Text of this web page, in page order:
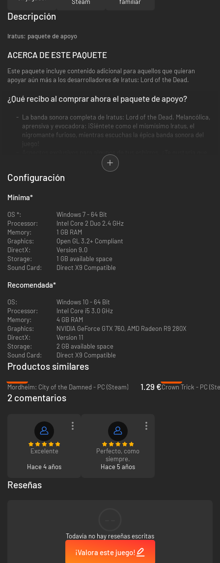
Descripción
Iratus: paquete de apoyo
ACERCA DE ESTE PAQUETE
Este paquete incluye contenido adicional para aquellos que quieran
apoyar aún más a los desarrolladores de Iratus: Lord of the Dead.
¿Qué recibo al comprar ahora el paquete de apoyo?
La banda sonora completa de Iratus: Lord of the Dead. Melancólica,
aprensiva y evocadora: ¡Siéntete como el mismísimo Iratus, el
nigromante furioso, mientras escuchas la épica banda sonora del
juego!
esos muertos vivientes que están bajo tus órdenes brillen, estén
más putrefactos o sean más asquerosos? Estos aspectos te dan
más opciones a la hora de crear el circo de muertos vivientes que
El libro de arte y la guía de estrategia oficial de Iratus: Lord of the
de Iratus y modifica tus tácticas para superar los desafíos más
complicados del juego!
Un esbirro completamente nuevo: Apestado.
¡Te agradecemos tu apoyo de todo corazón!
Configuración
Mínima*
OS *:
Windows 7 - 64 Bit
Processor:
Intel Core 2 Duo 2.4 GHz
Memory:
1 GB RAM
Graphics:
Open GL 3.2+ Compliant
DirectX:
Version 9.0
Storage:
1 GB available space
Sound Card:
Direct X9 Compatible
Recomendada*
OS:
Windows 10 - 64 Bit
Processor:
Intel Core i5 3.0 GHz
Memory:
4 GB RAM
Graphics:
NVIDIA GeForce GTX 760, AMD Radeon R9 280X
DirectX:
Version 11
Storage:
2 GB available space
Sound Card:
Direct X9 Compatible
Productos similares
Mordheim: City of the Damned - PC (Steam)
1.29 €Crown Trick - PC
2 comentarios
Excelente
Hace 4 años
Perfecto, como
siempre.
Hace 5 años
Reseñas
Todavía no hay reseñas escritas
¡Valora este juego!